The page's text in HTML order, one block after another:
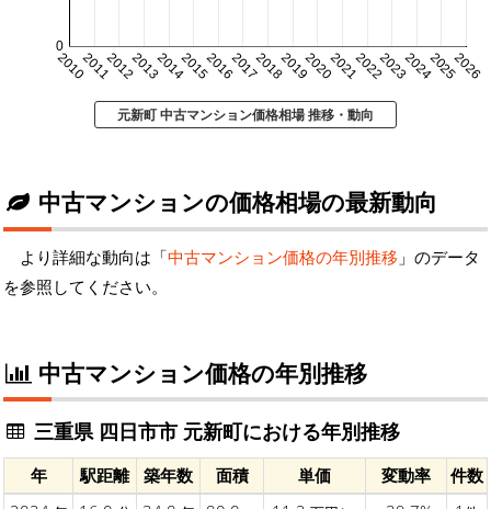
20102011201220132014201520162017201820192020202120222023202420252026
0
元新町 中古マンション価格相場 推移・動向
中古マンションの価格相場の最新動向
より詳細な動向は「中古マンション価格の年別推移 」のデータ
を参照してください。
中古マンション価格の年別推移
三重県 四日市市 元新町における年別推移
年 駅距離 築年数 面積 単価 変動率
件数